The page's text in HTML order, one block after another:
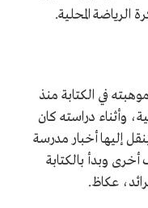
المحلية.
في الكتابة منذ
وأثناء دراسته كان
إليها أخبار مدرسة
وبدأ بالكتابة
عكاظ.